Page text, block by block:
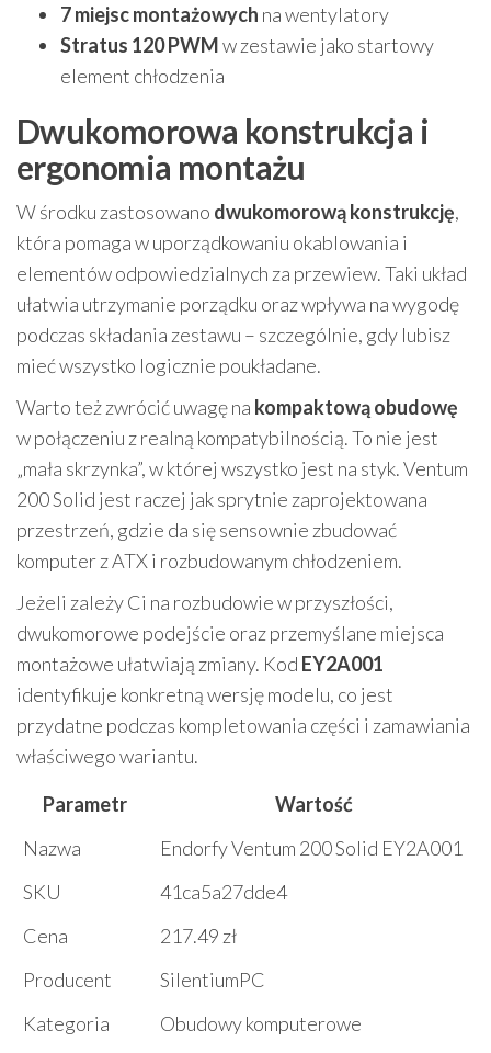
7 miejsc montażowych na wentylatory
Stratus 120 PWMw zestawie jako startowy
element chłodzenia
Dwukomorowa konstrukcja i
ergonomia montażu
W środku zastosowano dwukomorową konstrukcję,
która pomaga w uporządkowaniu okablowania i
elementów odpowiedzialnych za przewiew. Taki układ
ułatwia utrzymanie porządku oraz wpływa na wygodę
podczas składania zestawu – szczególnie, gdy lubisz
mieć wszystko logicznie poukładane.
Warto też zwrócić uwagę na kompaktową obudowę
w połączeniu z realną kompatybilnością. To nie jest
„mała skrzynka”, w której wszystko jest na styk. Ventum
200 Solid jest raczej jak sprytnie zaprojektowana
przestrzeń, gdzie da się sensownie zbudować
komputer z ATX i rozbudowanym chłodzeniem.
Jeżeli zależy Ci na rozbudowie w przyszłości,
dwukomorowe podejście oraz przemyślane miejsca
montażowe ułatwiają zmiany. Kod EY2A001
identyfikuje konkretną wersję modelu, co jest
przydatne podczas kompletowania części i zamawiania
właściwego wariantu.
Parametr
Wartość
Nazwa
Endorfy Ventum 200 Solid EY2A001
SKU
41ca5a27dde4
Cena
217.49 zł
Producent
SilentiumPC
Kategoria
Obudowy komputerowe